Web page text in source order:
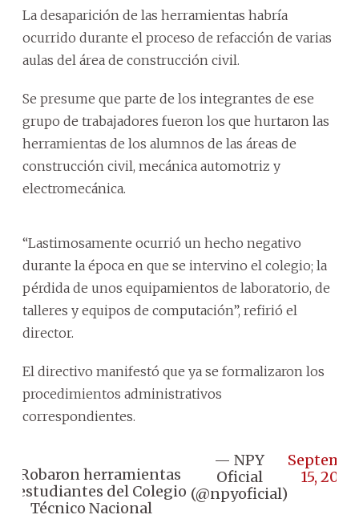
La desaparición de las herramientas habría
ocurrido durante el proceso de refacción de varias
aulas del área de construcción civil.
Se presume que parte de los integrantes de ese
grupo de trabajadores fueron los que hurtaron las
herramientas de los alumnos de las áreas de
construcción civil, mecánica automotriz y
electromecánica.
“Lastimosamente ocurrió un hecho negativo
durante la época en que se intervino el colegio; la
pérdida de unos equipamientos de laboratorio, de
talleres y equipos de computación”, refirió el
director.
El directivo manifestó que ya se formalizaron los
procedimientos administrativos
correspondientes.
📌 Robaron herramientas
estudiantes del Colegio
Técnico Nacional
— NPY
Oficial
(@npyoficial)
15, 2025